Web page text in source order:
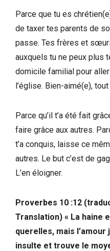
Parce que tu es
de taxer tes parents de
passe. Tes frères et
auxquels tu ne peux plus
domicile familial pour
l’église. Bien-aimé(e),
Parce qu’il t’a été fait
faire grâce aux autres.
t’a conquis, laisse ce
autres. Le but c’est de
L’en éloigner.
Proverbes 10 :12
Translation) « La haine
querelles, mais
insulte et trouve le